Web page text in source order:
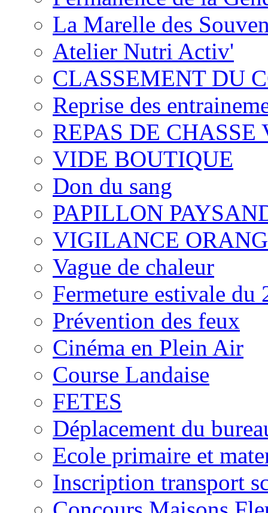
La Marelle des
Atelier Nutri Activ'
CLASSEMENT DU
Reprise des
REPAS DE
VIDE BOUTIQUE
Don du sang
PAPILLON
VIGILANCE
Vague de chaleur
Fermeture estivale du
Prévention des feux
Cinéma en Plein Air
Course Landaise
FETES
Déplacement du
Ecole primaire et
Inscription transport